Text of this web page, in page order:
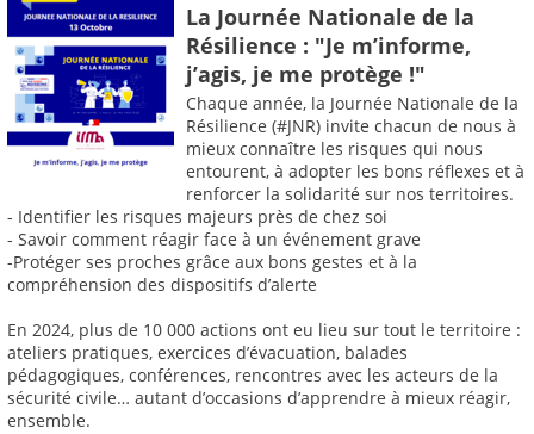
La Journée Nationale de la
Résilience : "Je m’informe,
j’agis, je me protège !"
Chaque année, la Journée Nationale de la
Résilience (#JNR) invite chacun de nous à
mieux connaître les risques qui nous
entourent, à adopter les bons réflexes et à
renforcer la solidarité sur nos territoires.
- Identifier les risques majeurs près de chez soi
- Savoir comment réagir face à un événement grave
-Protéger ses proches grâce aux bons gestes et à la
compréhension des dispositifs d’alerte
En 2024, plus de 10 000 actions ont eu lieu sur tout le territoire :
ateliers pratiques, exercices d’évacuation, balades
pédagogiques, conférences, rencontres avec les acteurs de la
sécurité civile… autant d’occasions d’apprendre à mieux réagir,
ensemble.